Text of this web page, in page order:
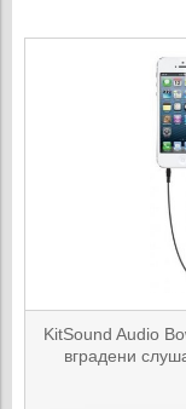
KitSound Audio
вградени